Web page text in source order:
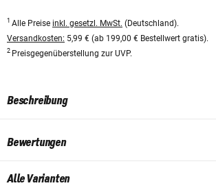
1 Alle Preise inkl. gesetzl. MwSt. (Deutschland).
Versandkosten: 5,99 € (ab 199,00 € Bestellwert gratis).
2 Preisgegenüberstellung zur UVP.
Beschreibung
Bewertungen
Alle Varianten